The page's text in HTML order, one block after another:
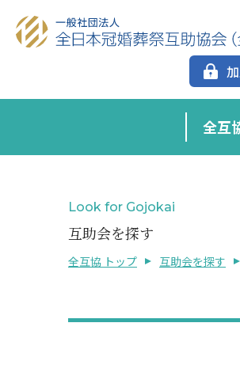
全互
Look for Gojokai
互助会を探す
全互協 トップ 互助会を探す